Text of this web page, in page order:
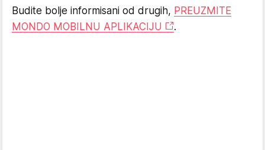
Budite bolje informisani od drugih, PREUZMITE
MONDO MOBILNU APLIKACIJU
.